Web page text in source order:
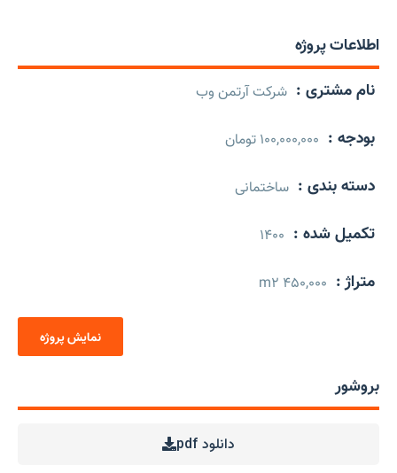
اطلاعات پروژه
نام مشتری : شرکت آرتمن وب
بودجه : 100,000,000 تومان
دسته بندی : ساختمانی
تکمیل شده : 1400
متراژ : 450,000 m2
نمایش پروژه
بروشور
دانلود pdf